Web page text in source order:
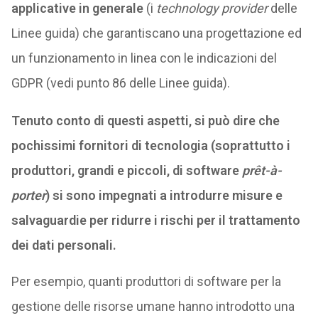
applicative in generale(i technology providerdelle
Linee guida) che garantiscano una progettazione ed
un funzionamento in linea con le indicazioni del
GDPR (vedi punto 86 delle Linee guida).
Tenuto conto di questi aspetti, si può dire che
pochissimi fornitori di tecnologia (soprattutto i
produttori, grandi e piccoli, di software prêt-à-
porter) si sono impegnati a introdurre misure e
salvaguardie per ridurre i rischi per il trattamento
dei dati personali.
Per esempio, quanti produttori di software per la
gestione delle risorse umane hanno introdotto una